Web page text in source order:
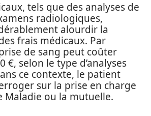
tels que des analyses de
radiologiques,
alourdir la
frais médicaux. Par
de sang peut coûter
€, selon le type d’analyses
ce contexte, le patient
sur la prise en charge
Maladie ou la mutuelle.